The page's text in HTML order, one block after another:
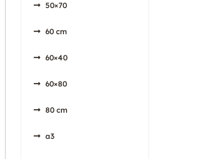
50×70
60 cm
60×40
60×80
80 cm
a3